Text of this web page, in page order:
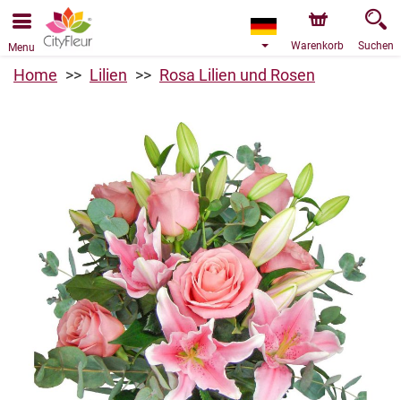
Bestellungen über unseren Onlineshop nehmen wir gerne
entgegen. Der frühestmögliche Liefertermin ist ab dem
10.08.2026 aufgrund von Betriebsurlaub.
Menu Warenkorb Suchen
Home Lilien Rosa Lilien und Rosen